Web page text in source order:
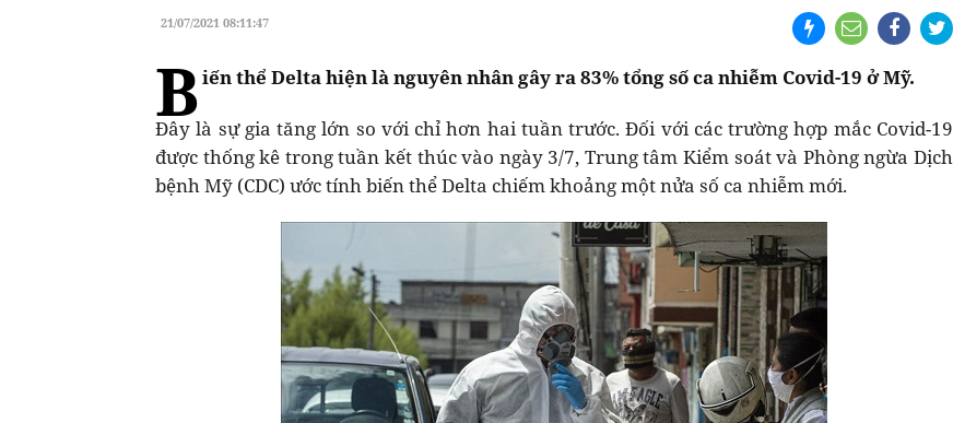
21/07/2021 08:11:47
Biến thể Delta hiện là nguyên nhân gây ra 83% tổng số ca nhiễm Covid-19 ở Mỹ.
Đây là sự gia tăng lớn so với chỉ hơn hai tuần trước. Đối với các trường hợp mắc Covid-19
được thống kê trong tuần kết thúc vào ngày 3/7, Trung tâm Kiểm soát và Phòng ngừa Dịch
bệnh Mỹ (CDC) ước tính biến thể Delta chiếm khoảng một nửa số ca nhiễm mới.